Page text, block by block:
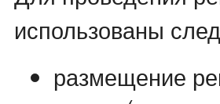
использованы
размещение